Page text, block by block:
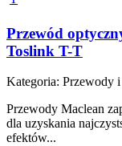
Przewód
Toslink T-T
Kategoria: Przewody
Przewody Maclean
dla uzyskania
efektów...